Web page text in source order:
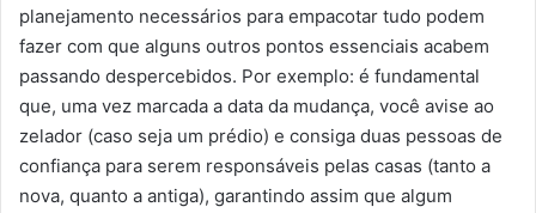
planejamento necessários para empacotar tudo podem
fazer com que alguns outros pontos essenciais acabem
passando despercebidos. Por exemplo: é fundamental
que, uma vez marcada a data da mudança, você avise ao
zelador (caso seja um prédio) e consiga duas pessoas de
confiança para serem responsáveis pelas casas (tanto a
nova, quanto a antiga), garantindo assim que algum